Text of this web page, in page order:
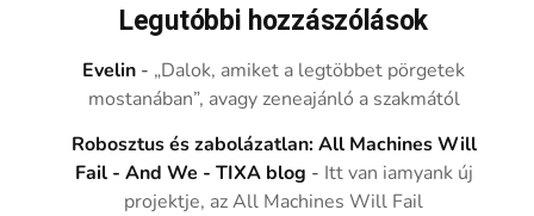
Legutóbbi hozzászólások
Evelin - „Dalok, amiket a legtöbbet pörgetek
mostanában”, avagy zeneajánló a szakmától
Robosztus és zabolázatlan: All Machines Will
Fail - And We - TIXA blog - Itt van iamyank új
projektje, az All Machines Will Fail